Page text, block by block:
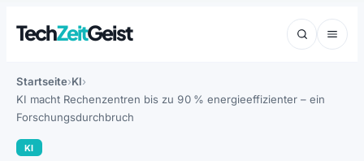
TechZeitGeist
Startseite KI
KI macht Rechenzentren bis zu 90 % energieeffizienter – ein
Forschungsdurchbruch
KI